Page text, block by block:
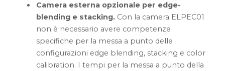
Camera esterna opzionale per edge-
blending e stacking. Con la camera ELPEC01
non è necessario avere competenze
specifiche per la messa a punto delle
configurazioni edge blending, stacking e color
calibration. I tempi per la messa a punto della